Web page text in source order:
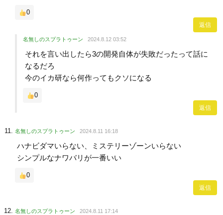
0
返信
名無しのスプラトゥーン 2024.8.12 03:52
それを言い出したら3の開発自体が失敗だったって話に
なるだろ
今のイカ研なら何作ってもクソになる
0
返信
名無しのスプラトゥーン 2024.8.11 16:18
ハナビダマいらない、ミステリーゾーンいらない
シンプルなナワバリが一番いい
0
返信
名無しのスプラトゥーン 2024.8.11 17:14